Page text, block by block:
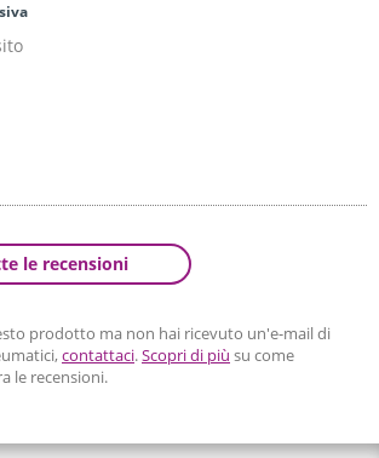
le recensioni
prodotto ma non hai ricevuto un'e-mail di
contattaci.Scopri di più su come
le recensioni.